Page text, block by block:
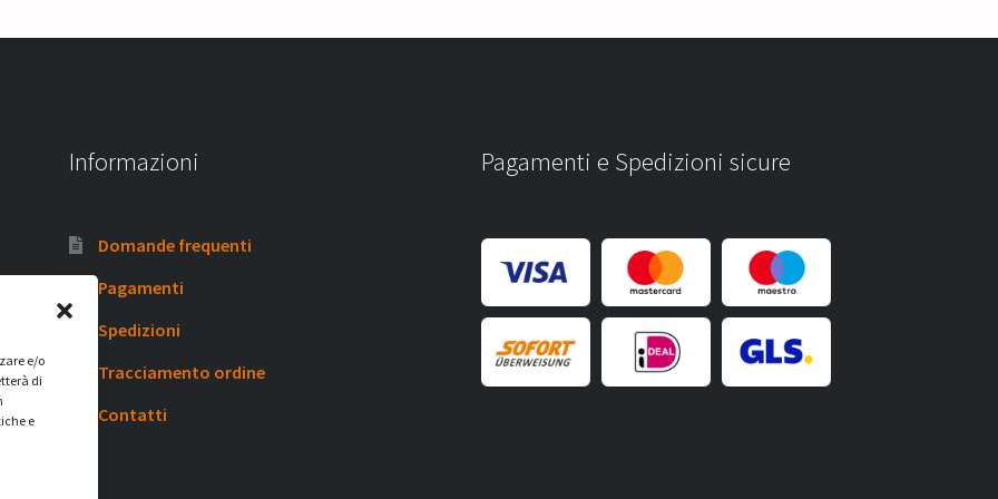
e/o
di
e
Informazioni
Domande frequenti
Pagamenti
Spedizioni
Tracciamento ordine
Contatti
Pagamenti e Spedizioni sicure